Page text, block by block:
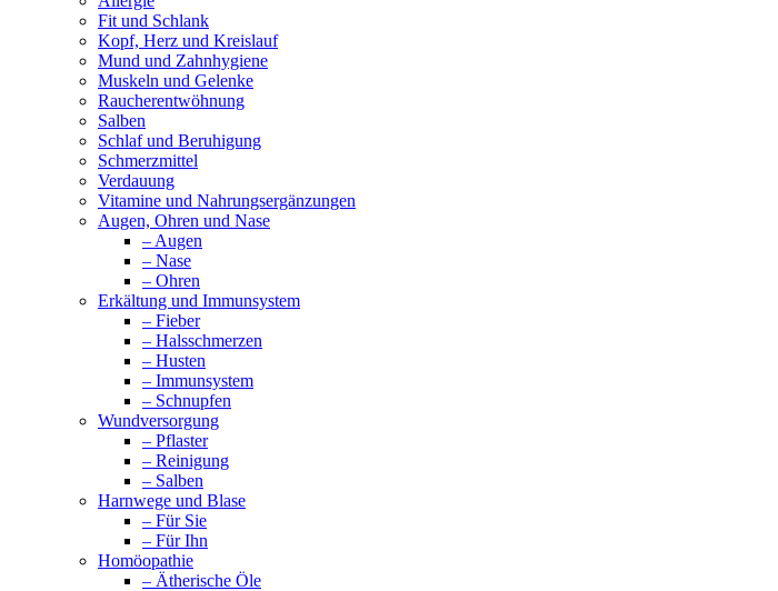
Fit und Schlank
Kopf, Herz und Kreislauf
Mund und Zahnhygiene
Muskeln und Gelenke
Raucherentwöhnung
Salben
Schlaf und Beruhigung
Schmerzmittel
Verdauung
Vitamine und Nahrungsergänzungen
Augen, Ohren und Nase
– Augen
– Nase
– Ohren
Erkältung und Immunsystem
– Fieber
– Halsschmerzen
– Husten
– Immunsystem
– Schnupfen
Wundversorgung
– Pflaster
– Reinigung
– Salben
Harnwege und Blase
– Für Sie
– Für Ihn
Homöopathie
– Ätherische Öle